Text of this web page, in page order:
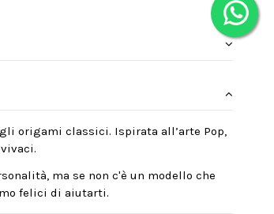
origami classici. Ispirata all’arte Pop,
ma se non c'è un modello che
felici di aiutarti.